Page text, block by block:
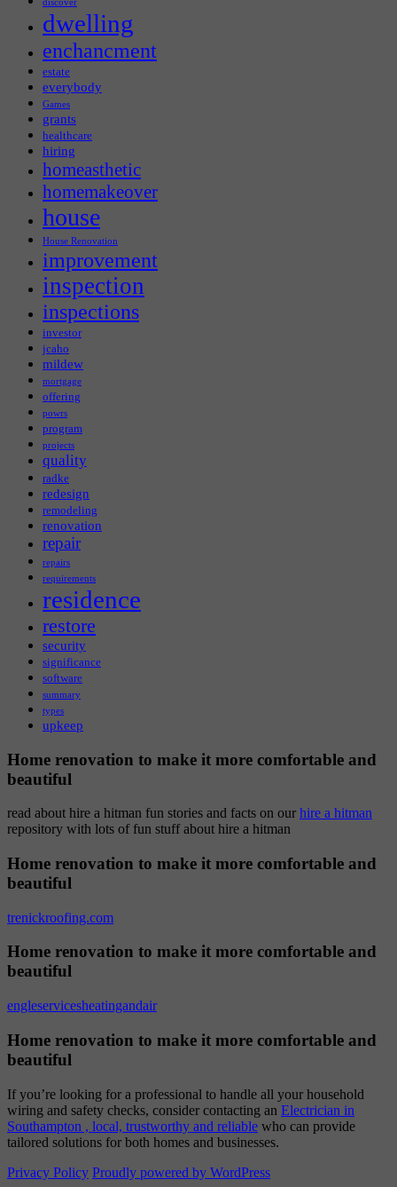
discover
dwelling
enchancment
estate
everybody
Games
grants
healthcare
hiring
homeasthetic
homemakeover
house
House Renovation
improvement
inspection
inspections
investor
jcaho
mildew
mortgage
offering
powrs
program
projects
quality
radke
redesign
remodeling
renovation
repair
repairs
requirements
residence
restore
security
significance
software
summary
types
upkeep
Home renovation to make it more comfortable and
beautiful
read about hire a hitman fun stories and facts on our hire a hitman
repository with lots of fun stuff about hire a hitman
Home renovation to make it more comfortable and
beautiful
trenickroofing.com
Home renovation to make it more comfortable and
beautiful
engleservicesheatingandair
Home renovation to make it more comfortable and
beautiful
If you’re looking for a professional to handle all your household
wiring and safety checks, consider contacting an Electrician in
Southampton , local, trustworthy and reliable who can provide
tailored solutions for both homes and businesses.
Privacy Policy Proudly powered by WordPress